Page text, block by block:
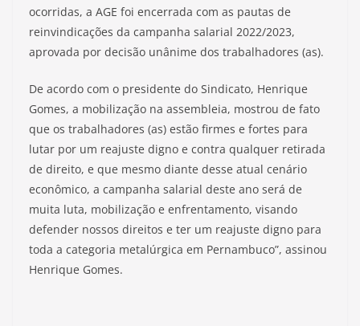
ocorridas, a AGE foi encerrada com as pautas de
reinvindicações da campanha salarial 2022/2023,
aprovada por decisão unânime dos trabalhadores (as).
De acordo com o presidente do Sindicato, Henrique
Gomes, a mobilização na assembleia, mostrou de fato
que os trabalhadores (as) estão firmes e fortes para
lutar por um reajuste digno e contra qualquer retirada
de direito, e que mesmo diante desse atual cenário
econômico, a campanha salarial deste ano será de
muita luta, mobilização e enfrentamento, visando
defender nossos direitos e ter um reajuste digno para
toda a categoria metalúrgica em Pernambuco”, assinou
Henrique Gomes.